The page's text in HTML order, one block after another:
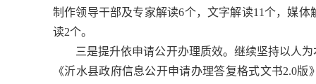
制作领导干部及专家解读6个，文字解读11个，媒
读2个。
三是提升依申请公开办理质效。继续坚持以人
《沂水县政府信息公开申请办理答复格式文书2.0